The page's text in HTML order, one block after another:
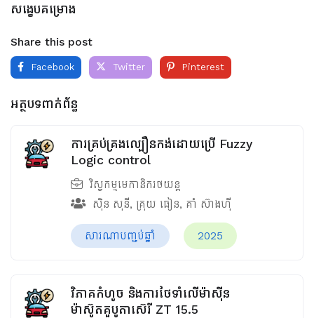
សង្ខេបគម្រោង
Share this post
Facebook Twitter Pinterest
អត្ថបទពាក់ព័ន្ធ
ការគ្រប់គ្រងល្បឿនកង់ដោយប្រើ Fuzzy
Logic control
វិស្វកម្មមេកានិករថយន្ត
ស៊ិន សុនី, គ្រុយ ធៀន, គាំ ស៊ាងហ៊ី
សារណាបញ្ចប់ឆ្នាំ 2025
វិភាគកំហូច​ និងការថែទាំលើម៉ាស៊ីន
ម៉ាស៊ូតគួបូតាស៊េរី ZT 15.5